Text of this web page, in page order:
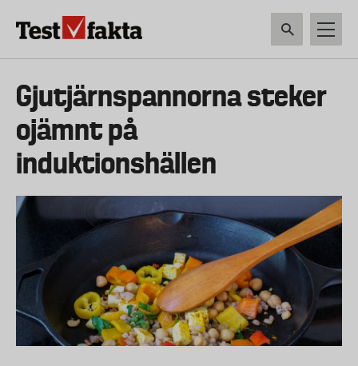
Huvudmeny
ny
Gjutjärnspannorna steker
ojämnt på
induktionshällen